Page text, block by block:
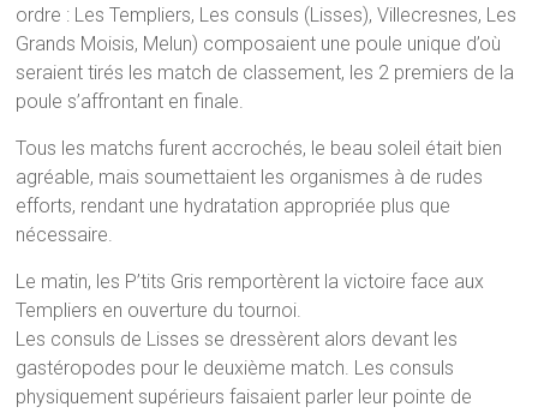
ordre : Les Templiers, Les consuls (Lisses), Villecresnes, Les
Grands Moisis, Melun) composaient une poule unique d’où
seraient tirés les match de classement, les 2 premiers de la
poule s’affrontant en finale.
Tous les matchs furent accrochés, le beau soleil était bien
agréable, mais soumettaient les organismes à de rudes
efforts, rendant une hydratation appropriée plus que
nécessaire.
Le matin, les P’tits Gris remportèrent la victoire face aux
Templiers en ouverture du tournoi.
Les consuls de Lisses se dressèrent alors devant les
gastéropodes pour le deuxième match. Les consuls
physiquement supérieurs faisaient parler leur pointe de